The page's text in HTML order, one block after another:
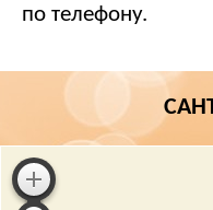
по телефону.